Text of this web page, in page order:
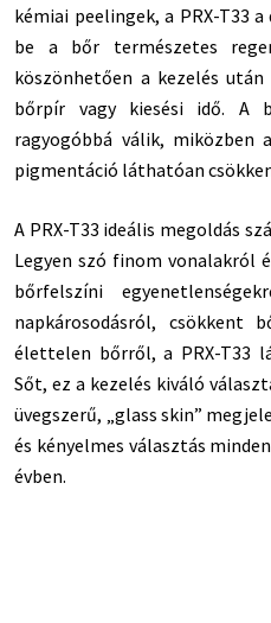
kémiai peelingek, a PRX-T33
be a bőr természetes
köszönhetően a kezelés
bőrpír vagy kiesési idő. A
ragyogóbbá válik, miközben
pigmentáció láthatóan
A PRX-T33 ideális megoldás
Legyen szó finom vonalakról
bőrfelszíni
napkárosodásról, csökkent
élettelen bőrről, a PRX-T33
Sőt, ez a kezelés kiváló
üvegszerű, „glass skin”
és kényelmes választás
évben.